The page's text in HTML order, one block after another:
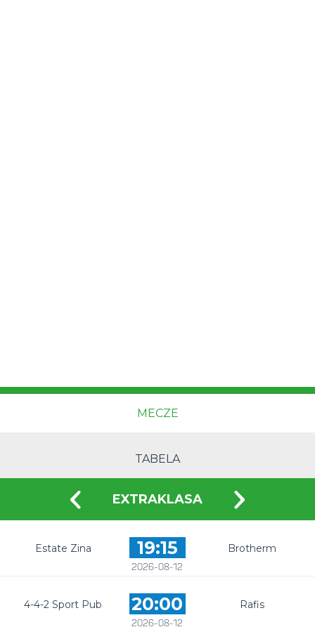
MECZE
TABELA
EXTRAKLASA
Estate Zina 19:15
2026-08-12
Brotherm
4-4-2 Sport Pub 20:00
2026-08-12
Rafis